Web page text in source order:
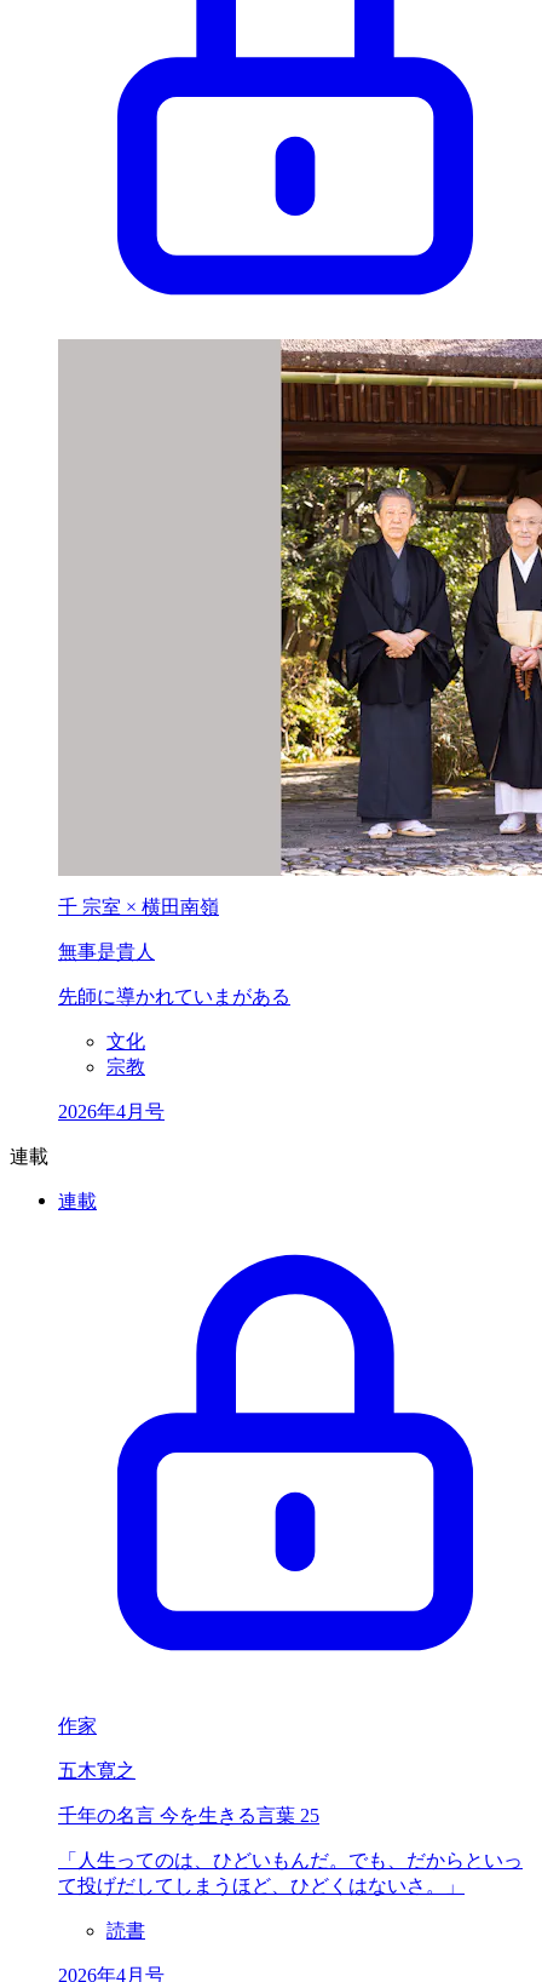
千 宗室 × 横田南嶺
無事是貴人
先師に導かれていまがある
文化
宗教
2026年4月号
連載
連載
作家
五木寛之
千年の名言 今を生きる言葉 25
「人生ってのは、 ひどいもんだ。 でも、だからといっ
て投げだしてしまうほど、ひどくはないさ。」
読書
2026年4月号